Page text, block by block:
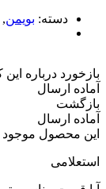
دسته: بویمن,
بازخورد درباره این
آماده ارسال
بازگشت
آماده ارسال
این محصول موجود
استعلامی